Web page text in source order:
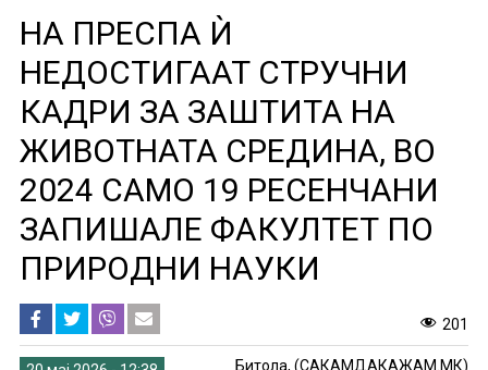
НА ПРЕСПА Ѝ
НЕДОСТИГААТ СТРУЧНИ
КАДРИ ЗА ЗАШТИТА НА
ЖИВОТНАТА СРЕДИНА, ВО
2024 САМО 19 РЕСЕНЧАНИ
ЗАПИШАЛЕ ФАКУЛТЕТ ПО
ПРИРОДНИ НАУКИ
201
Битола, (САКАМДАКАЖАМ.МК)